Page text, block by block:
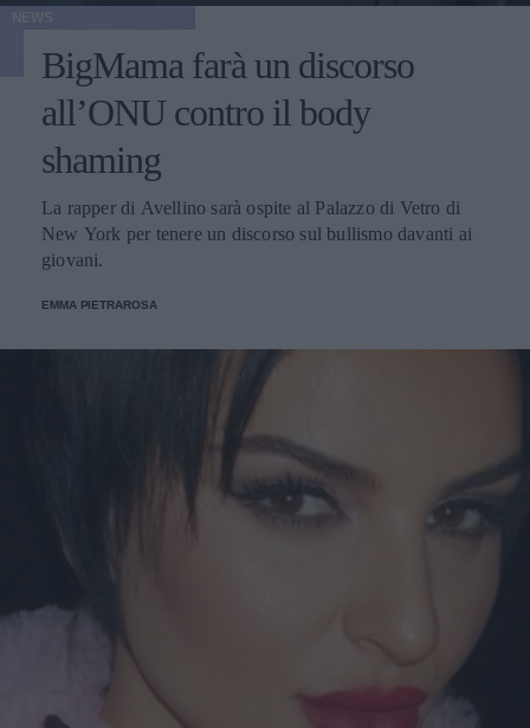
BigMama farà un discorso
all’ONU contro il body
shaming
La rapper di Avellino sarà ospite al Palazzo di Vetro di
New York per tenere un discorso sul bullismo davanti ai
giovani.
EMMA PIETRAROSA